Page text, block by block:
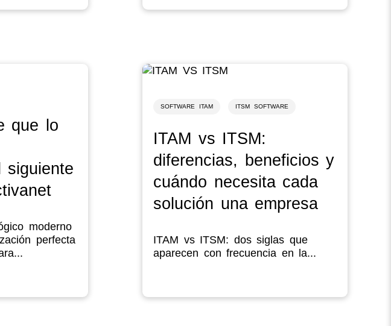
que lo
siguiente
moderno
perfecta
SOFTWARE ITAM ITSM SOFTWARE
ITAM vs ITSM:
diferencias, beneficios y
cuándo necesita cada
solución una empresa
ITAM vs ITSM: dos siglas que
aparecen con frecuencia en la...